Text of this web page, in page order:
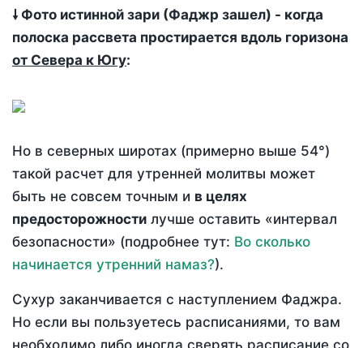
🠗 Фото истинной зари (Фаджр зашел) - когда
полоска рассвета простирается вдоль горизона
от Севера к Югу:
Но в северных широтах (примерно выше 54°)
такой расчет для утренней молитвы может
быть не совсем точным и в целях
предосторожности лучше оставить «интервал
безопасности» (подробнее тут: Во сколько
начинается утренний намаз?).
Сухур заканчивается с наступлением Фаджра.
Но если вы пользуетесь расписаниями, то вам